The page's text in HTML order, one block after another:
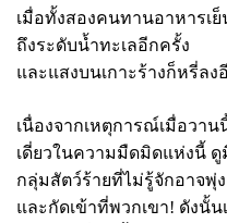
เมื่อทั้งสองคนทานอาหารเ
ถึงระดับน้ำทะเลอีกครั้ง
และแสงบนเกาะร้างก็หรี่ลง
เนื่องจากเหตุการณ์เมื่อวาน
เดี่ยวในความมืดมิดแห่งนี้
กลุ่มสัตว์ร้ายที่ไม่รู้จักอาจพุ่
และกัดเข้าที่พวกเขา! ดังนั้น